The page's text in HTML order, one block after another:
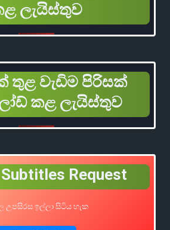
ලැයිස්තුව
තුළ වැඩිම පිරිසක්
කළ ලැයිස්තුව
Request
උපසිරස ඉල්ලා සිටිය හැක